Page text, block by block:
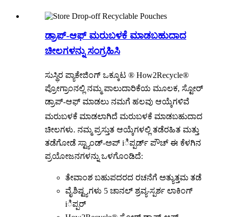
ಡ್ರಾಪ್-ಆಫ್ ಮರುಬಳಕೆ ಮಾಡಬಹುದಾದ
ಚೀಲಗಳನ್ನು ಸಂಗ್ರಹಿಸಿ
ಸುಸ್ಥಿರ ಪ್ಯಾಕೇಜಿಂಗ್ ಒಕ್ಕೂಟ ® How2Recycle®
ಪ್ರೋಗ್ರಾಂನಲ್ಲಿ ನಮ್ಮ ಪಾಲುದಾರಿಕೆಯ ಮೂಲಕ, ಸ್ಟೋರ್
ಡ್ರಾಪ್-ಆಫ್ ಮಾಡಲು ನಮಗೆ ಹಲವು ಆಯ್ಕೆಗಳಿವೆ
ಮರುಬಳಕೆ ಮಾಡಲಾಗಿದೆ ಮರುಬಳಕೆ ಮಾಡಬಹುದಾದ
ಚೀಲಗಳು. ನಮ್ಮ ಪ್ರಸ್ತುತ ಆಯ್ಕೆಗಳಲ್ಲಿ ತಡೆರಹಿತ ಮತ್ತು
ತಡೆಗೋಡೆ ಸ್ಟ್ಯಾಂಡ್-ಅಪ್ iಿಪ್ಪರ್ಡ್ ಪೌಚ್ ಈ ಕೆಳಗಿನ
ಪ್ರಯೋಜನಗಳನ್ನು ಒಳಗೊಂಡಿದೆ:
ತೇವಾಂಶ ಬಹುಪದರದ ರಚನೆಗೆ ಅತ್ಯುತ್ತಮ ತಡೆ
ವೈಶಿಷ್ಟ್ಯಗಳು 5 ಚಾನಲ್ ಶ್ರವ್ಯ-ಸ್ಪರ್ಶ ಲಾಕಿಂಗ್
iಿಪ್ಪರ್